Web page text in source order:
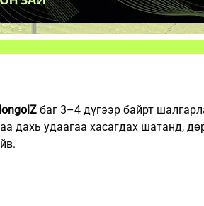
баг 3–4 дүгээр байрт
дахь удаагаа хасагдах шатанд,